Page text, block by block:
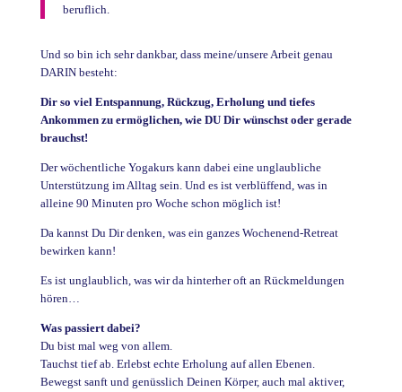
beruflich.
Und so bin ich sehr dankbar, dass meine/unsere Arbeit genau
DARIN besteht:
Dir so viel Entspannung, Rückzug, Erholung und tiefes
Ankommen zu ermöglichen, wie DU Dir wünschst oder gerade
brauchst!
Der wöchentliche Yogakurs kann dabei eine unglaubliche
Unterstützung im Alltag sein. Und es ist verblüffend, was in
alleine 90 Minuten pro Woche schon möglich ist!
Da kannst Du Dir denken, was ein ganzes Wochenend-Retreat
bewirken kann!
Es ist unglaublich, was wir da hinterher oft an Rückmeldungen
hören…
Was passiert dabei?
Du bist mal weg von allem.
Tauchst tief ab. Erlebst echte Erholung auf allen Ebenen.
Bewegst sanft und genüsslich Deinen Körper, auch mal aktiver,